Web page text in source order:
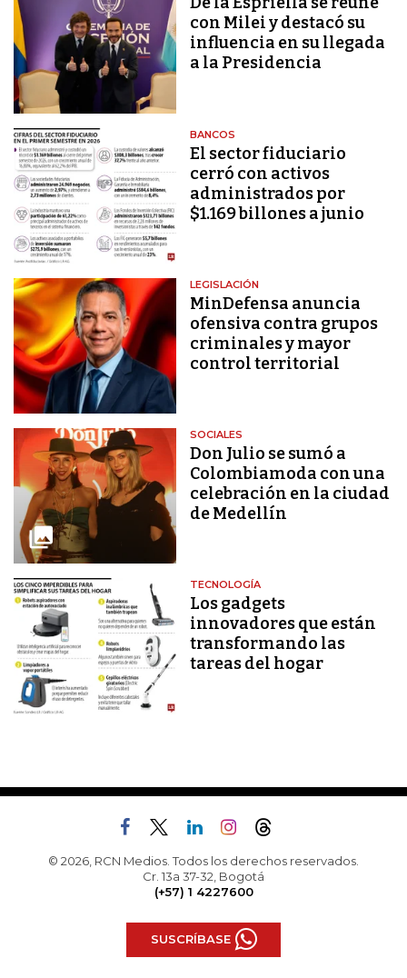
con Milei y destacó su
influencia en su llegada
a la Presidencia
BANCOS
El sector fiduciario
cerró con activos
administrados por
$1.169 billones a junio
LEGISLACIÓN
MinDefensa anuncia
ofensiva contra grupos
criminales y mayor
control territorial
SOCIALES
Don Julio se sumó a
Colombiamoda con una
celebración en la ciudad
de Medellín
TECNOLOGÍA
Los gadgets
innovadores que están
transformando las
tareas del hogar
© 2026, RCN Medios. Todos los derechos reservados.
Cr. 13a 37-32, Bogotá
(+57) 1 4227600
SUSCRÍBASE